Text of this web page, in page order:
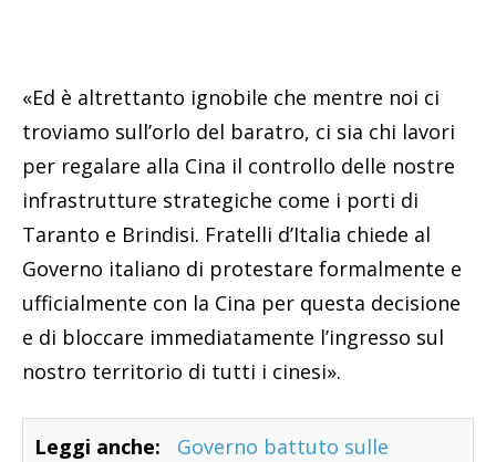
«Ed è altrettanto ignobile che mentre noi ci
troviamo sull’orlo del baratro, ci sia chi lavori
per regalare alla Cina il controllo delle nostre
infrastrutture strategiche come i porti di
Taranto e Brindisi. Fratelli d’Italia chiede al
Governo italiano di protestare formalmente e
ufficialmente con la Cina per questa decisione
e di bloccare immediatamente l’ingresso sul
nostro territorio di tutti i cinesi».
Leggi anche:
Governo battuto sulle